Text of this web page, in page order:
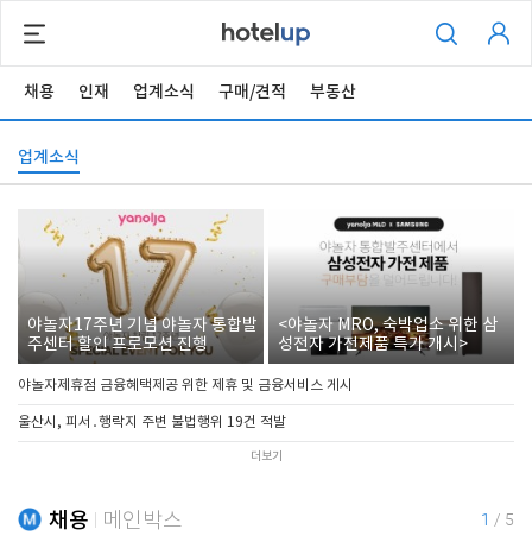
채용 인재 업계소식 구매/견적 부동산
업계소식
야놀자17주년 기념 야놀자 통합발
주센터 할인 프로모션 진행
<야놀자 MRO, 숙박업소 위한 삼
성전자 가전제품 특가 개시>
야놀자제휴점 금융혜택제공 위한 제휴 및 금융서비스 게시
울산시, 피서․행락지 주변 불법행위 19건 적발
더보기
채용 메인박스 1 / 5